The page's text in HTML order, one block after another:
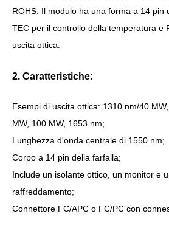
ROHS. Il modulo ha una forma a 14 pin
TEC per il controllo della temperatura e
uscita ottica.
2. Caratteristiche:
Esempi di uscita ottica: 1310 nm/40
MW, 100 MW, 1653 nm;
Lunghezza d'onda centrale di 1550 nm;
Corpo a 14 pin della farfalla;
Include un isolante ottico, un monitor e
raffreddamento;
Connettore FC/APC o FC/PC con